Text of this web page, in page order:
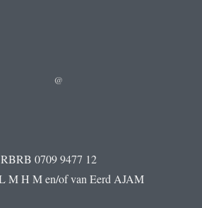
@
0709 9477 12
M H M en/of van Eerd AJAM